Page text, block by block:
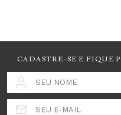
CADASTRE-SE E FIQUE
SEU NOME
SEU E-MAIL